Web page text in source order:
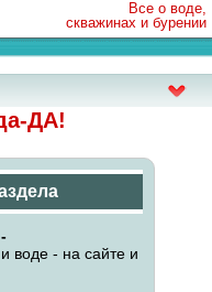
Все о воде,
скважинах и бурении
ДА!
воде - на сайте и